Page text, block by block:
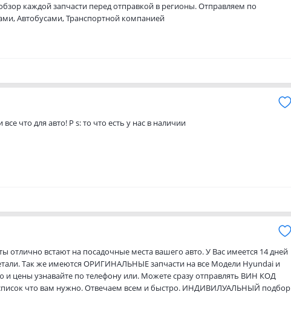
каждой запчасти перед отправкой в регионы. Отправляем по
Автобусами, Транспортной компанией
что для авто! P s: то что есть у нас в наличии
отлично встают на посадочные места вашего авто. У Вас имеется 14 дней
Так же имеются ОРИГИНАЛЬНЫЕ запчасти на все Модели Hyundai и
и цены узнавайте по телефону или. Можете сразу отправлять ВИН КОД
что вам нужно. Отвечаем всем и быстро. ИНДИВИЛУАЛЬНЫЙ подбор